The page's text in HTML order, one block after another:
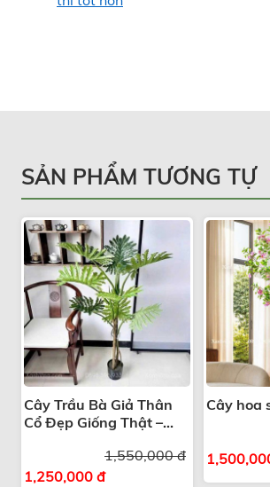
SẢN PHẨM TƯƠNG TỰ
Cây Trầu Bà Giả Thân
Cổ Đẹp Giống Thật –
1,550,000 đ
1,250,000 đ
Cây hoa